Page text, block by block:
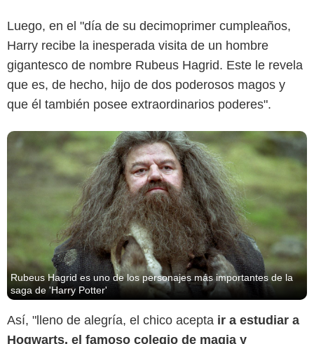
Luego, en el "día de su decimoprimer cumpleaños,
Harry recibe la inesperada visita de un hombre
gigantesco de nombre Rubeus Hagrid. Este le revela
que es, de hecho, hijo de dos poderosos magos y
que él también posee extraordinarios poderes".
Rubeus Hagrid es uno de los personajes más importantes de la
saga de 'Harry Potter'
Así, "lleno de alegría, el chico acepta ir a estudiar a
Hogwarts, el famoso colegio de magia y